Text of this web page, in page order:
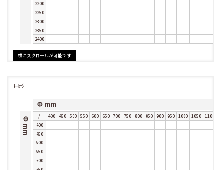
2200
2250
2300
2350
2400
円形
Φ mm
Φ mm
/ 400 450 500 550 600 650 700 750 800 850 900 950 1000 1050 1100
400
450
500
550
600